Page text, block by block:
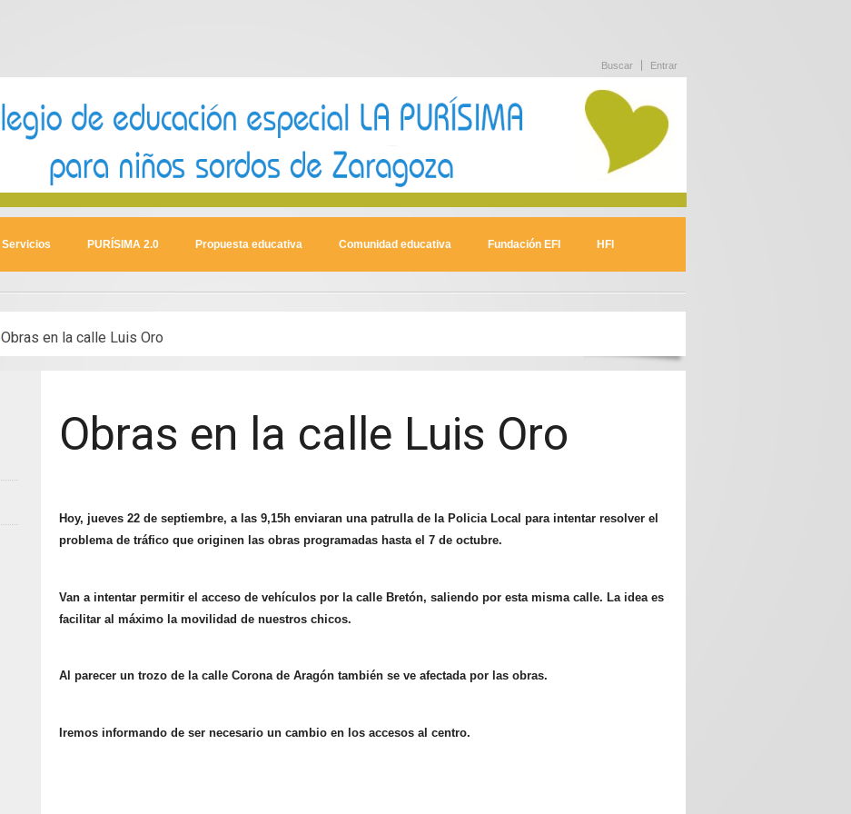
Entrar
Buscar
Servicios PURÍSIMA 2.0 Propuesta educativa Comunidad educativa Fundación EFI HFI
Obras en la calle Luis Oro
Obras en la calle Luis Oro
Hoy, jueves 22 de septiembre, a las 9,15h enviaran una patrulla de la Policia Local para intentar resolver el
problema de tráfico que originen las obras programadas hasta el 7 de octubre.
Van a intentar permitir el acceso de vehículos por la calle Bretón, saliendo por esta misma calle. La idea es
facilitar al máximo la movilidad de nuestros chicos.
Al parecer un trozo de la calle Corona de Aragón también se ve afectada por las obras.
Iremos informando de ser necesario un cambio en los accesos al centro.